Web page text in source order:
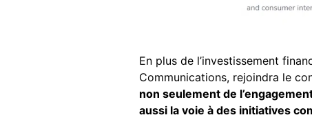
En plus de l’investissement
Communications, rejoindra le
non seulement de
aussi la voie à des initiatives